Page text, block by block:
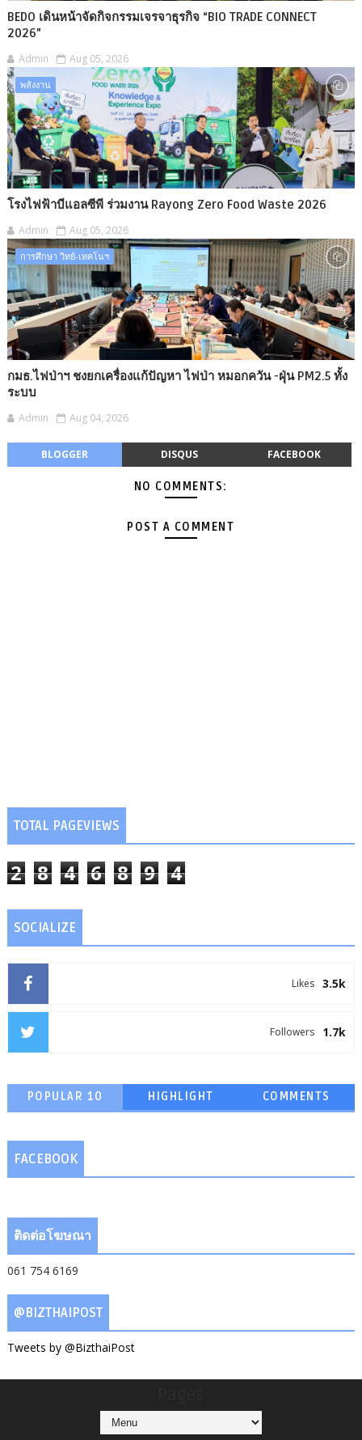
BEDO เดินหน้าจัดกิจกรรมเจรจาธุรกิจ “BIO TRADE CONNECT
2026”
Admin Aug 05, 2026
พลังงาน
โรงไฟฟ้าบีแอลซีพี ร่วมงาน Rayong Zero Food Waste 2026
Admin Aug 05, 2026
การศึกษา วิทย์-เทคโนฯ
กมธ.ไฟป่าฯ ชงยกเครื่องแก้ปัญหา ไฟป่า หมอกควัน -​ฝุ่น PM2.5 ทั้ง
ระบบ
Admin Aug 04, 2026
BLOGGER DISQUS FACEBOOK
NO COMMENTS:
POST A COMMENT
TOTAL PAGEVIEWS
2 8 4 6 8 9 4
SOCIALIZE
3.5k
Likes
1.7k
Followers
POPULAR 10 HIGHLIGHT COMMENTS
FACEBOOK
ติดต่อโฆษณา
061 754 6169
@BIZTHAIPOST
Tweets by @BizthaiPost